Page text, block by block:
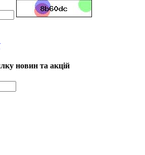
новин та акцій